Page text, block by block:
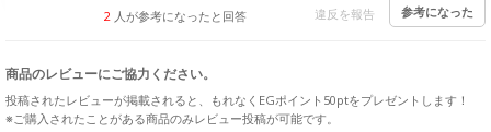
2 人が参考になったと回答 違反を報告 参考になった
商品のレビューにご協力ください。
投稿されたレビューが掲載されると、もれなくEGポイント50ptをプレゼントします！
※ご購入されたことがある商品のみレビュー投稿が可能です。